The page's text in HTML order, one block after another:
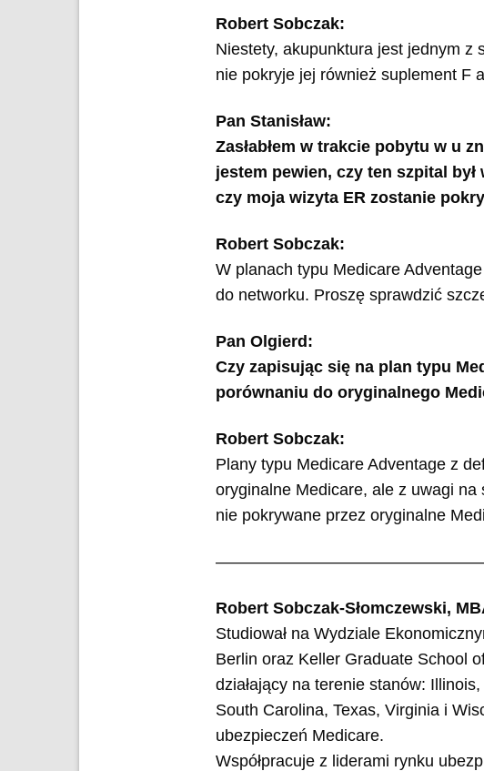
Robert Sobczak:
Niestety, akupunktura jest jednym z
nie pokryje jej również suplement F
Pan Stanisław:
Zasłabłem w trakcie pobytu w u
jestem pewien, czy ten szpital
czy moja wizyta ER zostanie
Robert Sobczak:
W planach typu Medicare
do networku. Proszę sprawdzić
Pan Olgierd:
Czy zapisując się na plan typu
porównaniu do oryginalnego
Robert Sobczak:
Plany typu Medicare Adventage z
oryginalne Medicare, ale z uwagi
nie pokrywane przez oryginalne
Robert Sobczak-Słomczewski,
Studiował na Wydziale
Berlin oraz Keller Graduate School
działający na terenie stanów:
South Carolina, Texas, Virginia i
ubezpieczeń Medicare.
Współpracuje z liderami rynku